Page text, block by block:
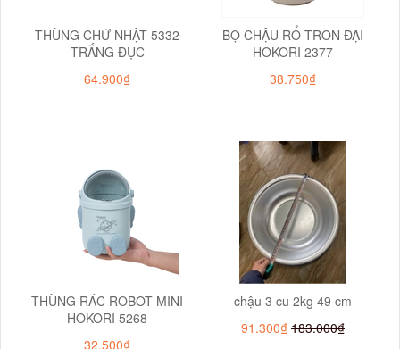
THÙNG CHỮ NHẬT 5332
TRẮNG ĐỤC
64.900₫
BỘ CHẬU RỔ TRÒN ĐẠI
HOKORI 2377
38.750₫
THÙNG RÁC ROBOT MINI
HOKORI 5268
32.500₫
chậu 3 cu 2kg 49 cm
91.300₫ 183.000₫